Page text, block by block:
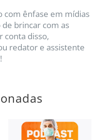
com ênfase em mídias
de brincar com as
conta disso,
redator e assistente